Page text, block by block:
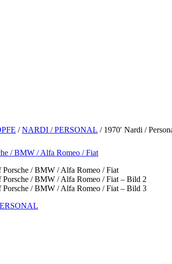
/NARDI / PERSONAL / 1970′ Nardi /